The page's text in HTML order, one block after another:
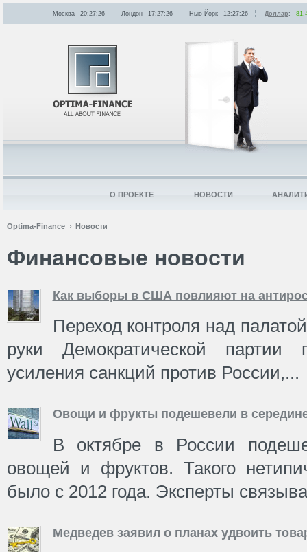
Optima-Finance Новости
Финансовые новости
Как выборы в США повлияют на
Переход контроля над
руки Демократической партии
усиления санкций против России,...
Овощи и фрукты подешевели в
В октябре в России
овощей и фруктов. Такого
было с 2012 года. Эксперты
Медведев заявил о планах удвоить
Москва 20:27:26 Лондон 17:27:26 Нью-Йорк 12:27:26 Доллар:
О ПРОЕКТЕ НОВОСТИ